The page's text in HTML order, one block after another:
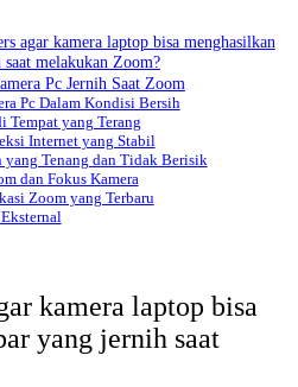
agar kamera laptop bisa menghasilkan
melakukan Zoom?
Pc Jernih Saat Zoom
Pc Dalam Kondisi Bersih
Tempat yang Terang
Internet yang Stabil
yang Tenang dan Tidak Berisik
dan Fokus Kamera
Zoom yang Terbaru
kamera laptop bisa
yang jernih saat